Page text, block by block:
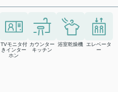
TVモニタ付
きインター
ホン
カウンター
キッチン
浴室乾燥機
エレベータ
ー